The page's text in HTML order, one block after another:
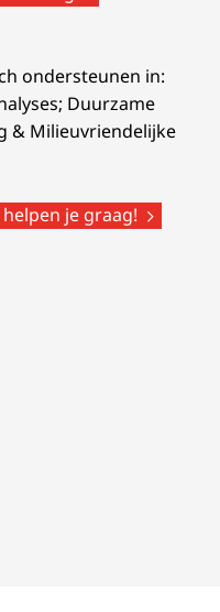
ondersteunen in:
Duurzame
& Milieuvriendelijke
je graag!